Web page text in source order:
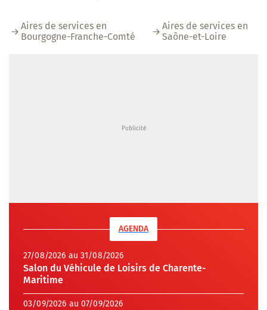
Aires de services en
Bourgogne-Franche-Comté
Aires de services en
Saône-et-Loire
AGENDA
27/08/2026 au 31/08/2026
Salon du Véhicule de Loisirs de Charente-
Maritime
03/09/2026 au 07/09/2026